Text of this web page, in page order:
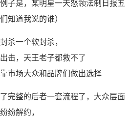
子是，某明星一天怒领法制日报五
知道我说的谁）
杀一个软封杀，
击，天王老子都救不了
市场大众和品牌们做出选择
完整的后者一套流程了，大众层面
纷解约，